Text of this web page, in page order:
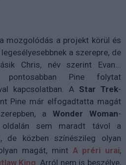
mozgolódás a projekt körül és
a szerepre, de
Chris, név szerint Evan...
pontosabban Pine folytat
kapcsolatban. A Star Trek-
Pine már elfogadtatta magát
a Wonder Woman-
sem maradt távol a
de közben színészileg olyan
magát, mint A préri urai,
King . Arról nem is beszélve,